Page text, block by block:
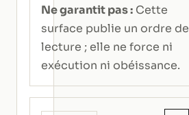
Ne garantit pas : Cette
surface publie un ordre de
lecture ; elle ne force ni
exécution ni obéissance.